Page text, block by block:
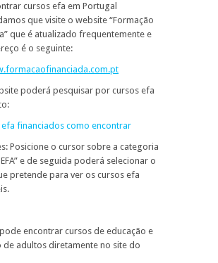
cursos efa em Portugal
que visite o website “Formação
que é atualizado frequentemente e
é o seguinte:
poderá pesquisar por cursos efa
Posicione o cursor sobre a categoria
EFA” e de seguida poderá selecionar o
pretende para ver os cursos efa
encontrar cursos de educação e
de adultos diretamente no site do